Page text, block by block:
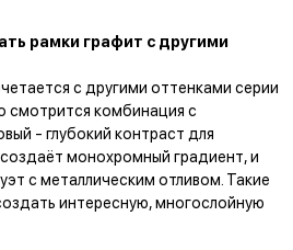
рамки графит с другими
с другими оттенками серии
комбинация с
- глубокий контраст для
монохромный градиент, и
с металлическим отливом. Такие
интересную, многослойную